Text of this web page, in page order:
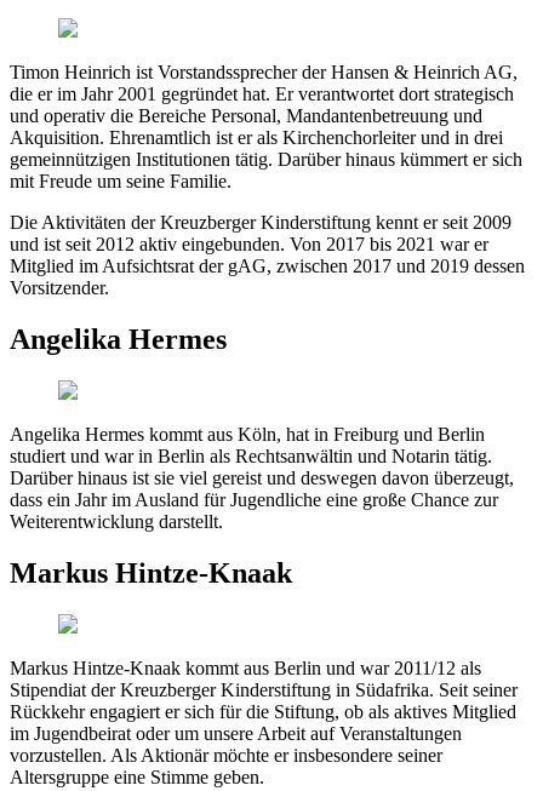
Timon Heinrich ist Vorstandssprecher der Hansen & Heinrich AG,
die er im Jahr 2001 gegründet hat. Er verantwortet dort strategisch
und operativ die Bereiche Personal, Mandantenbetreuung und
Akquisition. Ehrenamtlich ist er als Kirchenchorleiter und in drei
gemeinnützigen Institutionen tätig. Darüber hinaus kümmert er sich
mit Freude um seine Familie.
Die Aktivitäten der Kreuzberger Kinderstiftung kennt er seit 2009
und ist seit 2012 aktiv eingebunden. Von 2017 bis 2021 war er
Mitglied im Aufsichtsrat der gAG, zwischen 2017 und 2019 dessen
Vorsitzender.
Angelika Hermes
Angelika Hermes kommt aus Köln, hat in Freiburg und Berlin
studiert und war in Berlin als Rechtsanwältin und Notarin tätig.
Darüber hinaus ist sie viel gereist und deswegen davon überzeugt,
dass ein Jahr im Ausland für Jugendliche eine große Chance zur
Weiterentwicklung darstellt.
Markus Hintze-Knaak
Markus Hintze-Knaak kommt aus Berlin und war 2011/12 als
Stipendiat der Kreuzberger Kinderstiftung in Südafrika. Seit seiner
Rückkehr engagiert er sich für die Stiftung, ob als aktives Mitglied
im Jugendbeirat oder um unsere Arbeit auf Veranstaltungen
vorzustellen. Als Aktionär möchte er insbesondere seiner
Altersgruppe eine Stimme geben.